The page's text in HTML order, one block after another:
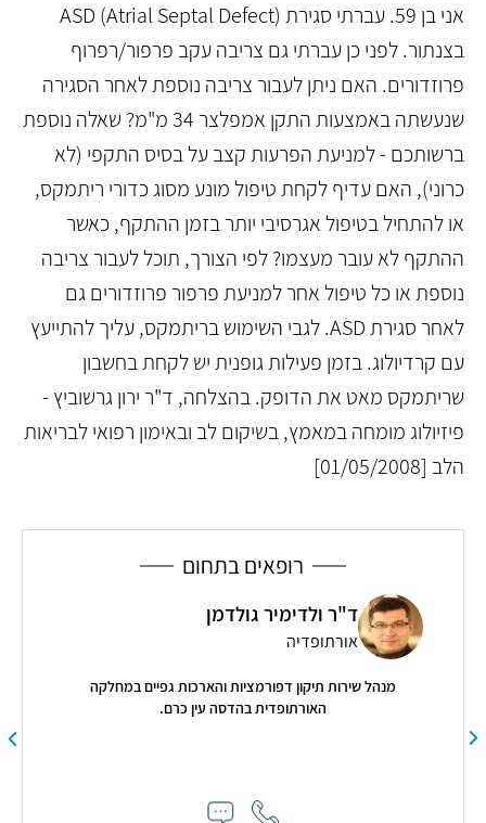
אני בן 59. עברתי סגירת ASD (Atrial Septal Defect)
בצנתור. לפני כן עברתי גם צריבה עקב פרפור/רפרוף
פרוזדורים. האם ניתן לעבור צריבה נוספת לאחר הסגירה
שנעשתה באמצעות התקן אמפלצר 34 מ"מ? שאלה נוספת
ברשותכם - למניעת הפרעות קצב על בסיס התקפי (לא
כרוני), האם עדיף לקחת טיפול מונע מסוג כדורי ריתמקס,
או להתחיל בטיפול אגרסיבי יותר בזמן ההתקף, כאשר
ההתקף לא עובר מעצמו? לפי הצורך, תוכל לעבור צריבה
נוספת או כל טיפול אחר למניעת פרפור פרוזדורים גם
לאחר סגירת ASD. לגבי השימוש בריתמקס, עליך להתייעץ
עם קרדיולוג. בזמן פעילות גופנית יש לקחת בחשבון
שריתמקס מאט את הדופק. בהצלחה, ד"ר ירון גרשוביץ -
פיזיולוג מומחה במאמץ, בשיקום לב ובאימון רפואי לבריאות
הלב [01/05/2008]
רופאים בתחום
ד"ר ולדימיר גולדמן
אורתופדיה
מנהל שירות תיקון דפורמציות והארכות גפיים במחלקה
האורתופדית בהדסה עין כרם.